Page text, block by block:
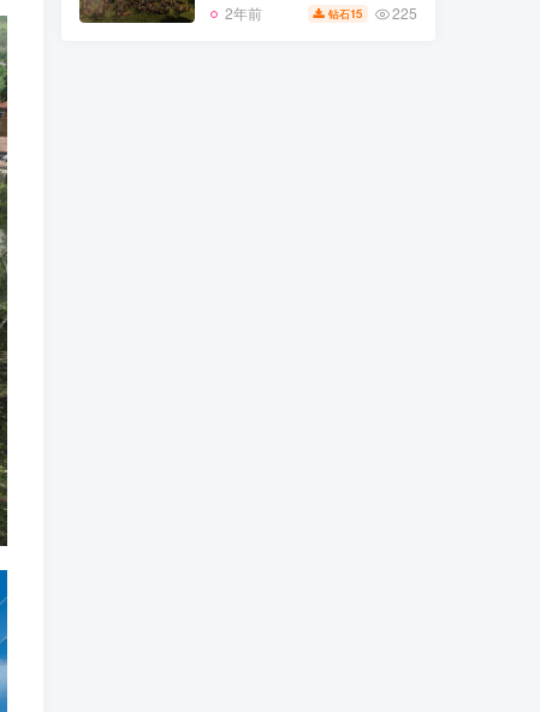
汉化中文
2年前 钻石15 225
12 全面战争 拿破仑 Total